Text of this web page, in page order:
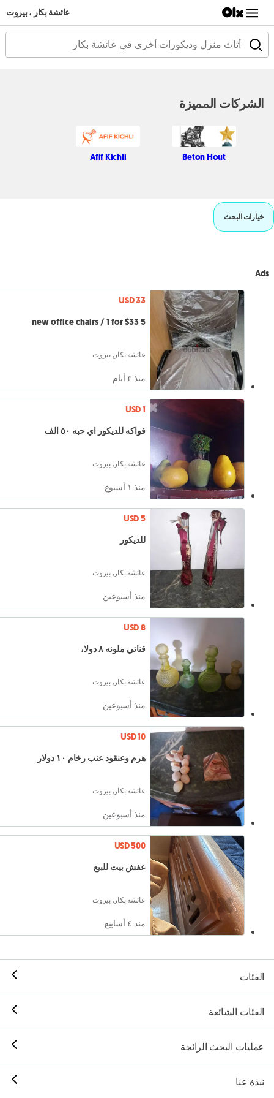
عائشة بكار ، بيروت
الشركات المميزة
Beton Hout
Afif Kichli
خيارات البحث
Ads
USD 33
5 new office chairs / 1 for $33
عائشة بكار, بيروت
منذ ٣ أيام
USD 1
فواكه للديكور اي حبه ٥٠ الف
عائشة بكار, بيروت
منذ ١ أسبوع
USD 5
للديكور
عائشة بكار, بيروت
منذ أسبوعين
USD 8
قناتي ملونه ٨ دولا،
عائشة بكار, بيروت
منذ أسبوعين
USD 10
هرم وعنقود عنب رخام ١٠ دولار
عائشة بكار, بيروت
منذ أسبوعين
USD 500
عفش بيت للبيع
عائشة بكار, بيروت
منذ ٤ أسابيع
الفئات
الفئات الشائعة
عمليات البحث الرائجة
نبذة عنا